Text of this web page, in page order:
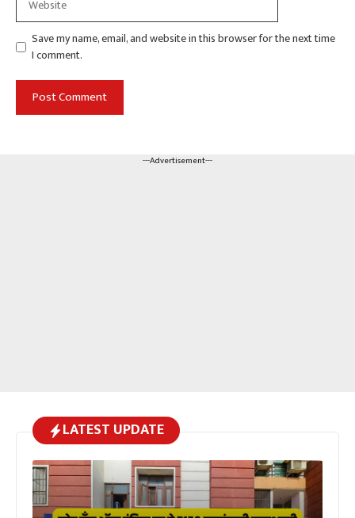
Save my name, email, and website in this browser for the next time
I comment.
---Advertisement---
LATEST UPDATE